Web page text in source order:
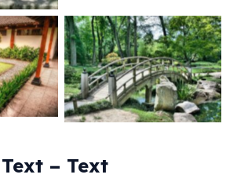
Caption 4
– Text